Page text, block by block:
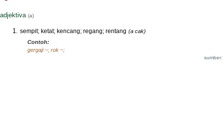
adjektiva (a)
sempit; ketat; kencang; regang; rentang (a cak)
Contoh:
gergaji ~; rok ~;